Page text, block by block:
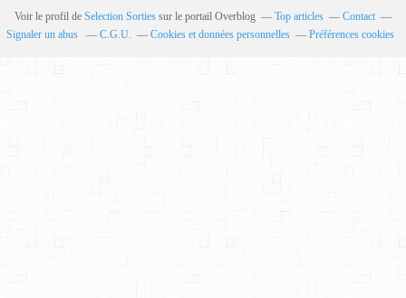
Voir le profil de Selection Sorties sur le portail Overblog Top articles
Contact
Signaler un abus
C.G.U. Cookies et données personnelles Préférences cookies